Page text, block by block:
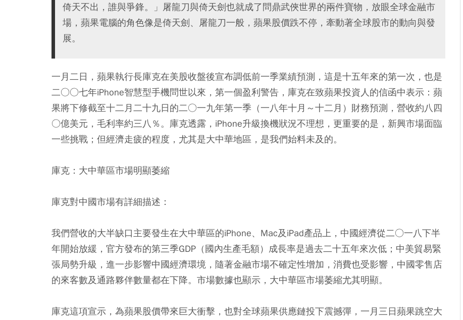
倚天不出，誰與爭鋒。」屠龍刀與倚天劍也就成了問鼎武俠世界的兩件寶物，放眼全球金融市
場，蘋果電腦的角色像是倚天劍、屠龍刀一般，蘋果股價跌不停，牽動著全球股市的動向與發
展。
一月二日，蘋果執行長庫克在美股收盤後宣布調低前一季業績預測，這是十五年來的第一次，也是
二○○七年iPhone智慧型手機問世以來，第一個盈利警告，庫克在致蘋果投資人的信函中表示：蘋
果將下修截至十二月二十九日的二○一九年第一季（一八年十月～十二月）財務預測，營收約八四
○億美元，毛利率約三八％。庫克透露，iPhone升級換機狀況不理想，更重要的是，新興市場面臨
一些挑戰；但經濟走疲的程度，尤其是大中華地區，是我們始料未及的。
庫克：大中華區市場明顯萎縮
庫克對中國市場有詳細描述：
我們營收的大半缺口主要發生在大中華區的iPhone、Mac及iPad產品上，中國經濟從二○一八下半
年開始放緩，官方發布的第三季GDP（國內生產毛額）成長率是過去二十五年來次低；中美貿易緊
張局勢升級，進一步影響中國經濟環境，隨著金融市場不確定性增加，消費也受影響，中國零售店
的來客數及通路夥伴數量都在下降。市場數據也顯示，大中華區市場萎縮尤其明顯。
庫克這項宣示，為蘋果股價帶來巨大衝擊，也對全球蘋果供應鏈投下震撼彈，一月三日蘋果跳空大